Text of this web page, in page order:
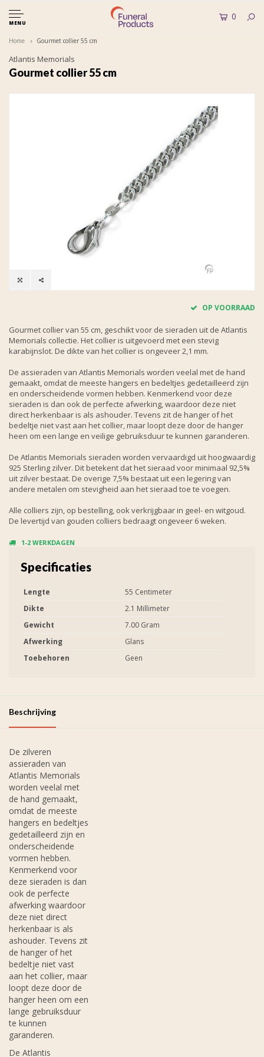
MENU
0
Home Gourmet collier 55 cm
Atlantis Memorials
Gourmet collier 55 cm
OP VOORRAAD
Gourmet collier van 55 cm, geschikt voor de sieraden uit de Atlantis
Memorials collectie. Het collier is uitgevoerd met een stevig
karabijnslot. De dikte van het collier is ongeveer 2,1 mm.
De assieraden van Atlantis Memorials worden veelal met de hand
gemaakt, omdat de meeste hangers en bedeltjes gedetailleerd zijn
en onderscheidende vormen hebben. Kenmerkend voor deze
sieraden is dan ook de perfecte afwerking, waardoor deze niet
direct herkenbaar is als ashouder. Tevens zit de hanger of het
bedeltje niet vast aan het collier, maar loopt deze door de hanger
heen om een lange en veilige gebruiksduur te kunnen garanderen.
De Atlantis Memorials sieraden worden vervaardigd uit hoogwaardig
925 Sterling zilver. Dit betekent dat het sieraad voor minimaal 92,5%
uit zilver bestaat. De overige 7,5% bestaat uit een legering van
andere metalen om stevigheid aan het sieraad toe te voegen.
Alle colliers zijn, op bestelling, ook verkrijgbaar in geel- en witgoud.
De levertijd van gouden colliers bedraagt ongeveer 6 weken.
1-2 WERKDAGEN
Specificaties
Lengte
55 Centimeter
Dikte
2.1 Millimeter
Gewicht
7.00 Gram
Afwerking
Glans
Toebehoren
Geen
Beschrijving
De zilveren
assieraden van
Atlantis Memorials
worden veelal met
de hand gemaakt,
omdat de meeste
hangers en bedeltjes
gedetailleerd zijn en
onderscheidende
vormen hebben.
Kenmerkend voor
deze sieraden is dan
ook de perfecte
afwerking waardoor
deze niet direct
herkenbaar is als
ashouder. Tevens zit
de hanger of het
bedeltje niet vast
aan het collier, maar
loopt deze door de
hanger heen om een
lange gebruiksduur
te kunnen
garanderen.
De Atlantis